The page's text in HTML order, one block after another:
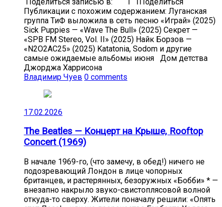
Публикации с похожим содержанием: Луганская
группа ТиФ выложила в сеть песню «Играй» (2025)
Sick Puppies — «Wave The Bull» (2025) Секрет —
«SPB FM Stereo, Vol. II» (2025) Найк Борзов —
«N2O2AC25» (2025) Katatonia, Sodom и другие
самые ожидаемые альбомы июня Дом детства
Джорджа Харрисона
Владимир Чуев 0 comments
17.02.2026
The Beatles — Концерт на Крыше, Rooftop
Concert (1969)
В начале 1969-го, (что замечу, в обед!) ничего не
подозревающий Лондон в лице чопорных
британцев, и растерянных, безоружных «Бобби» * —
внезапно накрыло звуко-свистоплясовой волной
откуда-то сверху. Жители поначалу решили: «Опять